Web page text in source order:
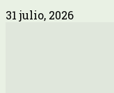
31 julio, 2026